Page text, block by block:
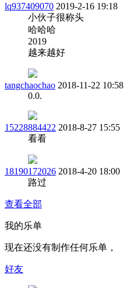
lq937409070 2019-2-16 19:18
小伙子很称头
哈哈哈
2019
越来越好
tangchaochao 2018-11-22 10:58
0.0.
15228884422 2018-8-27 15:55
看看
18190172026 2018-4-20 18:00
路过
查看全部
我的乐单
现在还没有制作任何乐单，
好友